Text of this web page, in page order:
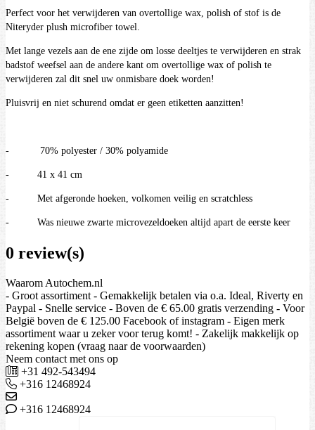
Perfect voor het verwijderen van overtollige wax, polish of stof is de
Niteryder plush microfiber towel.
Met lange vezels aan de ene zijde om losse deeltjes te verwijderen en strak
badstof weefsel aan de andere kant om overtollige wax of polish te
verwijderen zal dit snel uw onmisbare doek worden!
Pluisvrij en niet schurend omdat er geen etiketten aanzitten!
- 70% polyester / 30% polyamide
- 41 x 41 cm
- Met afgeronde hoeken, volkomen veilig en scratchless
- Was nieuwe zwarte microvezeldoeken altijd apart de eerste keer
0 review(s)
Waarom Autochem.nl
- Groot assortiment - Gemakkelijk betalen via o.a. Ideal, Riverty en
Paypal - Snelle service - Boven de € 65.00 gratis verzending - Voor
België boven de € 125.00 Facebook of instagram - Eigen merk
assortiment waar u zeker voor terug komt! - Zakelijk makkelijk op
rekening kopen (vraag naar de voorwaarden)
Neem contact met ons op
+31 492-543494
+316 12468924
+316 12468924